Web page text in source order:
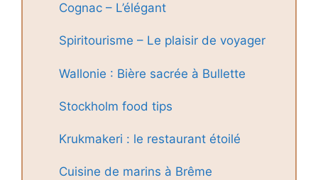
Cognac – L’élégant
Spiritourisme – Le plaisir de voyager
Wallonie : Bière sacrée à Bullette
Stockholm food tips
Krukmakeri : le restaurant étoilé
Cuisine de marins à Brême